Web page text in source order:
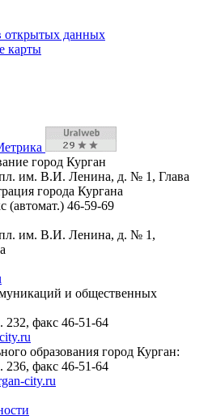
открытых данных
карты
город Курган
пл. им. В.И. Ленина, д. № 1, Глава
города Кургана
(автомат.) 46-59-69
пл. им. В.И. Ленина, д. № 1,
и общественных
232, факс 46-51-64
образования город Курган:
236, факс 46-51-64
city.ru